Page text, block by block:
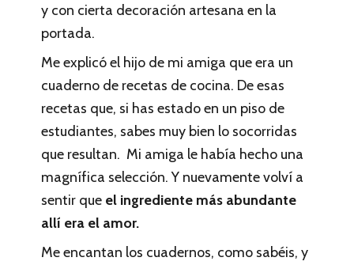
y con cierta decoración artesana en la
portada.
Me explicó el hijo de mi amiga que era un
cuaderno de recetas de cocina. De esas
recetas que, si has estado en un piso de
estudiantes, sabes muy bien lo socorridas
que resultan. Mi amiga le había hecho una
magnífica selección. Y nuevamente volví a
sentir que el ingrediente más abundante
allí era el amor.
Me encantan los cuadernos, como sabéis, y